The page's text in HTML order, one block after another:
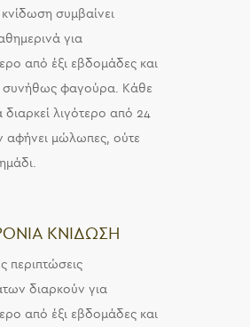
συμβαίνει
για
από έξι εβδομάδες και
συνήθως φαγούρα. Κάθε
διαρκεί λιγότερο από 24
αφήνει μώλωπες, ούτε
ΚΝΙΔΩΣΗ
περιπτώσεις
διαρκούν για
από έξι εβδομάδες και